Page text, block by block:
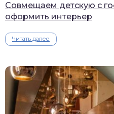
Совмещаем детскую с
оформить интерьер
Читать далее